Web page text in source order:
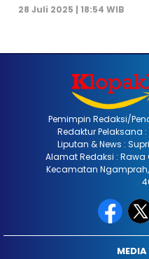
28 Juli 2025 | 18:54 WIB
Pemimpin Redaksi/
Redaktur Pelaksana
Liputan & News :
Alamat Redaksi :
Kecamatan